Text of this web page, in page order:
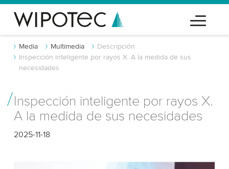
Media Multimedia
Descripción
Inspección inteligente por rayos X. A la medida de sus
necesidades
Inspección inteligente por rayos X.
A la medida de sus necesidades
2025-11-18